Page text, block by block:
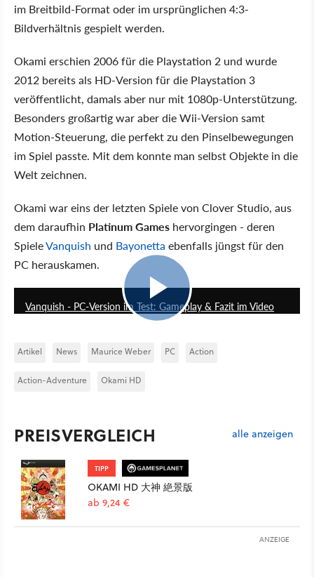
im Breitbild-Format oder im ursprünglichen 4:3-
Bildverhältnis gespielt werden.
Okami erschien 2006 für die Playstation 2 und wurde
2012 bereits als HD-Version für die Playstation 3
veröffentlicht, damals aber nur mit 1080p-Unterstützung.
Besonders großartig war aber die Wii-Version samt
Motion-Steuerung, die perfekt zu den Pinselbewegungen
im Spiel passte. Mit dem konnte man selbst Objekte in die
Welt zeichnen.
Okami war eins der letzten Spiele von Clover Studio, aus
dem daraufhin Platinum Games hervorgingen - deren
SpieleVanquish und Bayonetta ebenfalls jüngst für den
PC herauskamen.
Vanquish - PC-Version im Test: Gameplay & Fazit im Video
Artikel News Maurice Weber PC Action
Action-Adventure Okami HD
PREISVERGLEICH alle anzeigen
TIPP
OKAMI HD 大神 絶景版
ab 9,24 €
ANZEIGE